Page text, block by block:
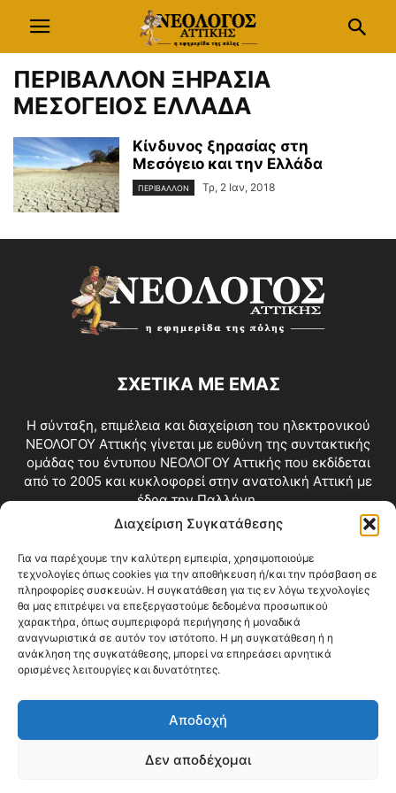
Διαχείριση Συγκατάθεσης
Για να παρέχουμε την καλύτερη εμπειρία, χρησιμοποιούμε
τεχνολογίες όπως cookies για την αποθήκευση ή/και την πρόσβαση σε
πληροφορίες συσκευών. Η συγκατάθεση για τις εν λόγω τεχνολογίες
θα μας επιτρέψει να επεξεργαστούμε δεδομένα προσωπικού
χαρακτήρα, όπως συμπεριφορά περιήγησης ή μοναδικά
αναγνωριστικά σε αυτόν τον ιστότοπο. Η μη συγκατάθεση ή η
ανάκληση της συγκατάθεσης, μπορεί να επηρεάσει αρνητικά
ορισμένες λειτουργίες και δυνατότητες.
Αποδοχή
Δεν αποδέχομαι
ΠΕΡΙΒΑΛΛΟΝ ΞΗΡΑΣΙΑ
ΜΕΣΟΓΕΙΟΣ ΕΛΛΑΔΑ
Κίνδυνος ξηρασίας στη
Μεσόγειο και την Ελλάδα
ΠΕΡΙΒΑΛΛΟΝ Τρ, 2 Ιαν, 2018
ΣΧΕΤΙΚΑ ΜΕ ΕΜΑΣ
Η σύνταξη, επιμέλεια και διαχείριση του ηλεκτρονικού
ΝΕΟΛΟΓΟΥ Αττικής γίνεται με ευθύνη της συντακτικής
ομάδας του έντυπου ΝΕΟΛΟΓΟΥ Αττικής που εκδίδεται
από το 2005 και κυκλοφορεί στην ανατολική Αττική με
έδρα την Παλλήνη.
Επικοινωνία:info@neologosattikis.gr
ΑΚΟΛΟΥΘΗΣΕ ΜΑΣ
Videos Όροι Χρήσης